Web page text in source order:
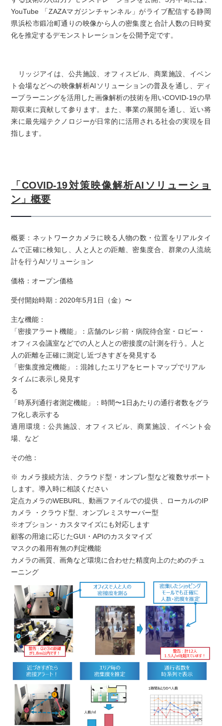
YouTube 「ZAZAマガジンチャンネル」がライブ配信する静岡
県浜松市鍛冶町通りの映像から人の密集度と合計人数の日時変
化を推定するデモンストレーションを公開予定です。
リッジアイは、公共施設、オフィスビル、商業施設、イベン
ト会場などへの映像解析AIソリューションの普及を通し、ディ
ープラーニングを活用した画像解析の技術を用いCOVID-19の早
期収束に貢献して参ります。また、事業の展開を通し、近い将
来に最先端テクノロジーが日常的に活用される社会の実現を目
指します。
「COVID-19対策映像解析AIソリューショ
ン」概要
概要：ネットワークカメラに映る人物の数・位置をリアルタイ
ムで正確に検知し、人と人との距離、密集度合、群衆の人流統
計を行うAIソリューション
価格：オープン価格
受付開始時期：2020年5月1日（金）〜
主な機能：
「密接アラート機能」：店舗のレジ前・病院待合室・ロビー・
オフィス会議室などでの人と人との密接度の計測を行う。人と
人の距離を正確に測定し近づきすぎを発見する
「密集度推定機能」：混雑したエリアをヒートマップでリアル
タイムに表示し発見す
る
「時系列通行者測定機能」：時間〜1日あたりの通行者数をグラ
フ化し表示する
適用環境：公共施設、オフィスビル、商業施設、イベント会
場、など
その他：
※ カメラ接続方法、クラウド型・オンプレ型など複数サポート
します。導入時に相談ください
定点カメラのWEBURL、動画ファイルでの提供 、ローカルのIP
カメラ ・クラウド型、オンプレミスサーバー型
※オプション・カスタマイズにも対応します
顧客の用途に応じたGUI・APIのカスタマイズ
マスクの着用有無の判定機能
カメラの画質、画角など環境に合わせた精度向上のためのチュ
ーニング